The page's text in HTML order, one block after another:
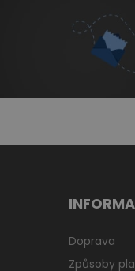
Doprava
Způsoby